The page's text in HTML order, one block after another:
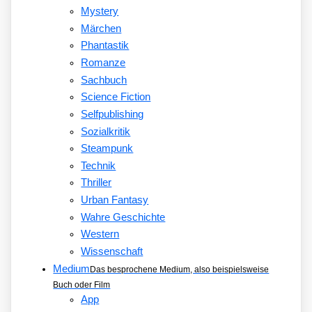
Mystery
Märchen
Phantastik
Romanze
Sachbuch
Science Fiction
Selfpublishing
Sozialkritik
Steampunk
Technik
Thriller
Urban Fantasy
Wahre Geschichte
Western
Wissenschaft
MediumDas besprochene Medium, also beispielsweise
Buch oder Film
App